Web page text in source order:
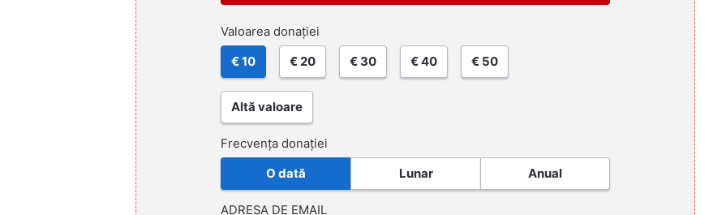
Valoarea donației
€ 10 € 20 € 30 € 40 € 50
Altă valoare
Frecvența donației
O dată Lunar Anual
ADRESA DE EMAIL